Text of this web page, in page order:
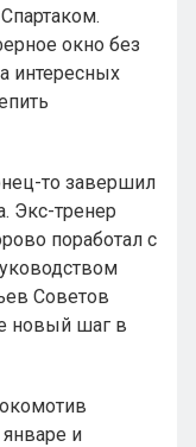
окно без
интересных
то завершил
Экс-тренер
поработал с
Советов
новый шаг в
и